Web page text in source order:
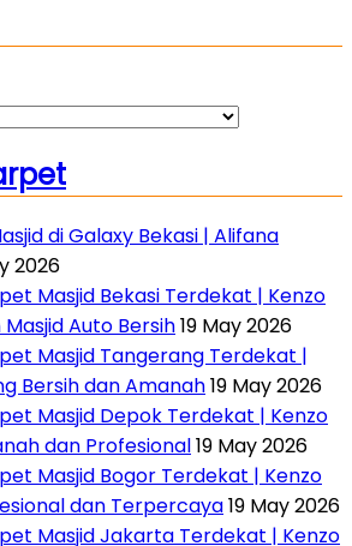
di Galaxy Bekasi | Alifana
2026
Masjid Bekasi Terdekat | Kenzo
Auto Bersih19 May 2026
Masjid Tangerang Terdekat |
Bersih dan Amanah19 May 2026
Masjid Depok Terdekat | Kenzo
dan Profesional19 May 2026
Masjid Bogor Terdekat | Kenzo
dan Terpercaya19 May 2026
Masjid Jakarta Terdekat | Kenzo